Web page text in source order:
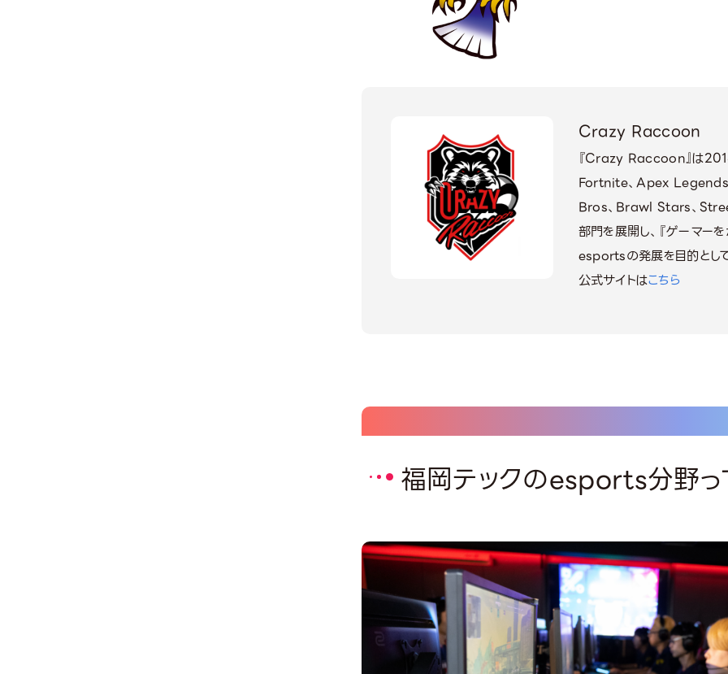
Crazy Raccoon
『Crazy Raccoon』は
Fortnite、Apex
Bros、Brawl Stars、
部門を展開し、『ゲーマー
esportsの発展を目的とし
公式サイトはこちら
福岡テックのesports分野っ